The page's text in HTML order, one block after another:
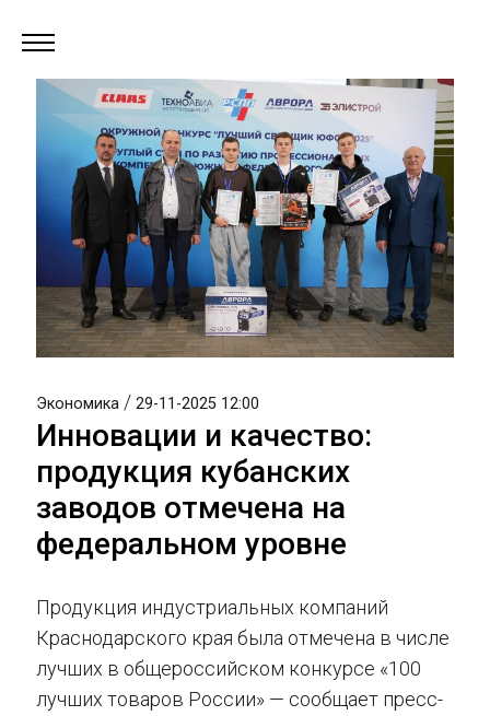
Экономика / 29-11-2025 12:00
Инновации и качество:
продукция кубанских
заводов отмечена на
федеральном уровне
Продукция индустриальных компаний
Краснодарского края была отмечена в числе
лучших в общероссийском конкурсе «100
лучших товаров России» — сообщает пресс-